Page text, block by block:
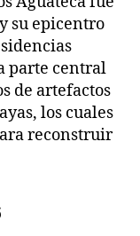
su epicentro
parte central
de artefactos
los cuales
reconstruir